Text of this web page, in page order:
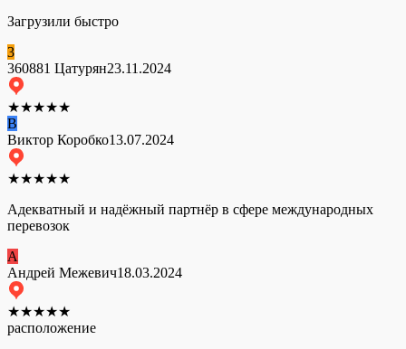
Загрузили быстро
3
360881 Цатурян23.11.2024
★★★★★
В
Виктор Коробко13.07.2024
★★★★★
Адекватный и надёжный партнёр в сфере международных
перевозок
А
Андрей Межевич18.03.2024
★★★★★
расположение